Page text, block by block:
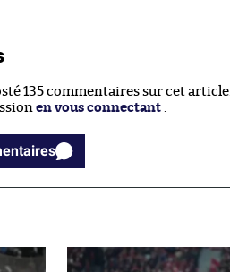
135 commentaires sur cet article.
en vous connectant
commentaires